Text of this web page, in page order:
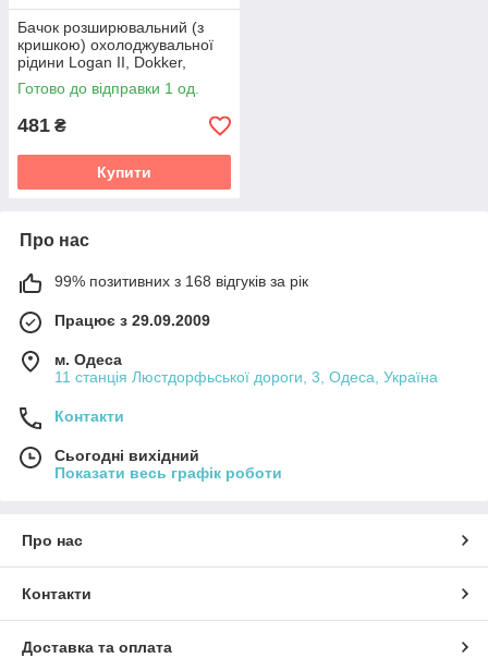
Бачок розширювальний (з
кришкою) охолоджувальної
рідини Logan II, Dokker,
Duster, Clio IV THERMOTEC
DBR011TT
Готово до відправки 1 од.
481 ₴
Купити
Про нас
99% позитивних з 168 відгуків за рік
Працює з 29.09.2009
м. Одеса
11 станція Люстдорфьської дороги, 3, Одеса, Україна
Контакти
Сьогодні вихідний
Показати весь графік роботи
Про нас
Контакти
Доставка та оплата